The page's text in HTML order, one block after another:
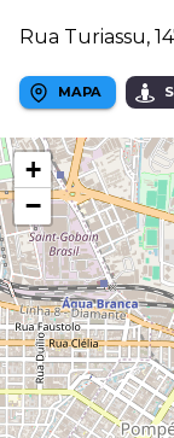
Rua Turiassu,
MAPA
+
−